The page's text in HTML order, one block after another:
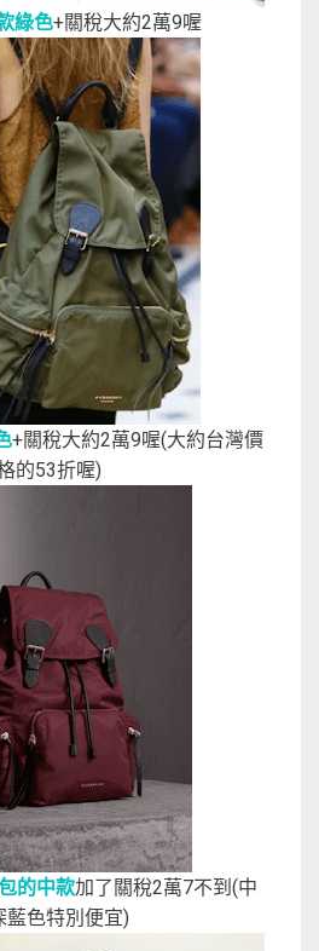
綠色+關稅大約2萬9喔
+關稅大約2萬9喔(大約台灣價
的53折喔)
的中款加了關稅2萬7不到(中
藍色特別便宜)